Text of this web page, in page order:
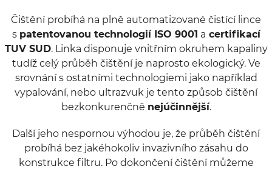
Čištění probíhá na plně automatizované čistící lince
s patentovanou technologií ISO 9001 a certifikací
TUV SUD. Linka disponuje vnitřním okruhem kapaliny
tudíž celý průběh čištění je naprosto ekologický. Ve
srovnání s ostatními technologiemi jako například
vypalování, nebo ultrazvuk je tento způsob čištění
bezkonkurenčně nejúčinnější.
Další jeho nespornou výhodou je, že průběh čištění
probíhá bez jakéhokoliv invazivního zásahu do
konstrukce filtru. Po dokončení čištění můžeme